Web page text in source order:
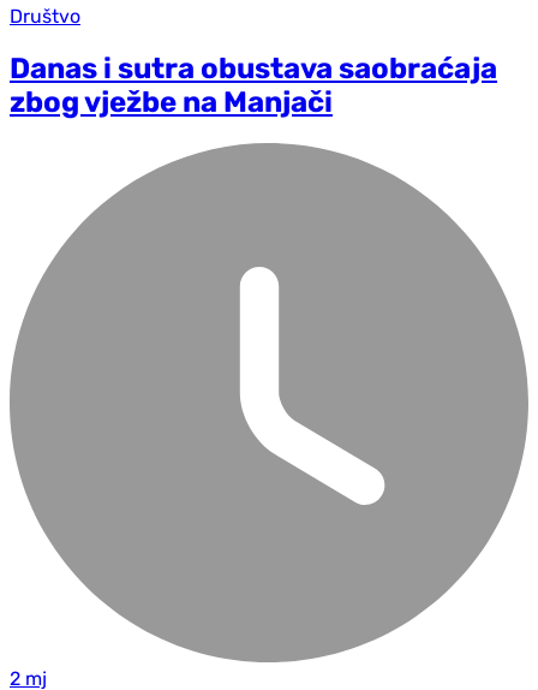
Društvo
Danas i sutra obustava saobraćaja
zbog vježbe na Manjači
2 mj